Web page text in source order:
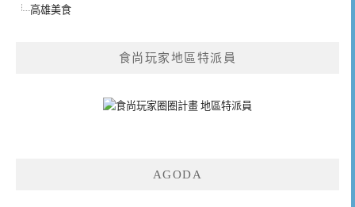
高雄美食
食尚玩家地區特派員
AGODA